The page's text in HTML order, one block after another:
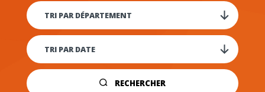
RECHERCHER